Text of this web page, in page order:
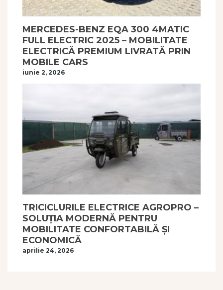
MERCEDES-BENZ EQA 300 4MATIC
FULL ELECTRIC 2025 – MOBILITATE
ELECTRICĂ PREMIUM LIVRATĂ PRIN
MOBILE CARS
iunie 2, 2026
TRICICLURILE ELECTRICE AGROPRO –
SOLUȚIA MODERNĂ PENTRU
MOBILITATE CONFORTABILĂ ȘI
ECONOMICĂ
aprilie 24, 2026